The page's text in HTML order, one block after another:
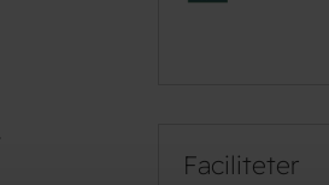
Faciliteter